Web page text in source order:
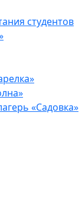
студентов
«Садовка»